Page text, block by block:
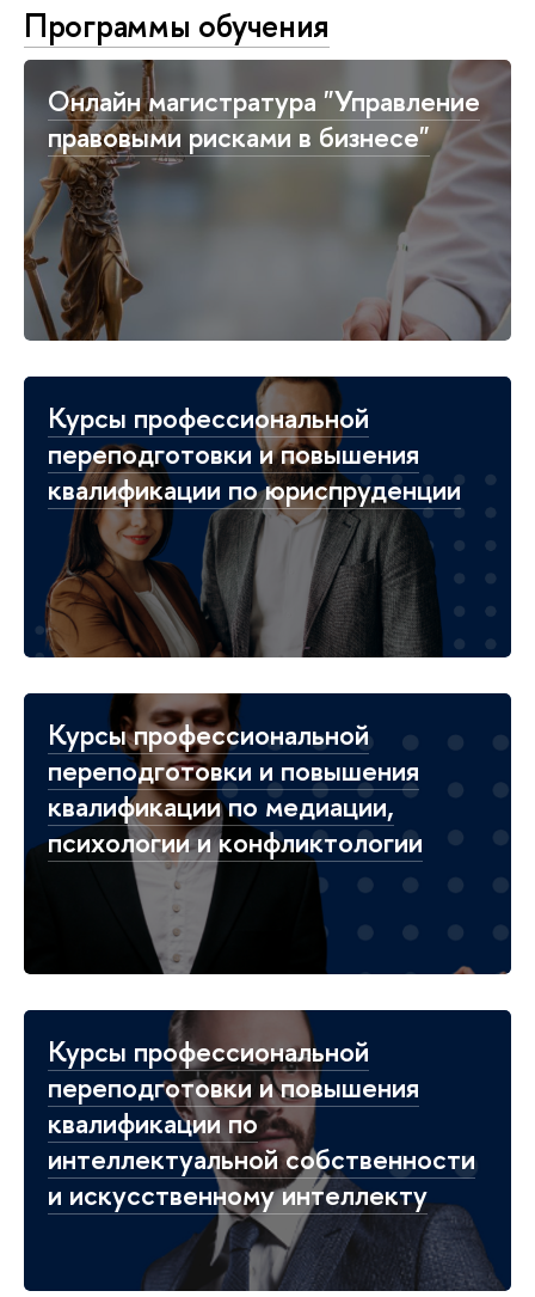
Программы обучения
Онлайн магистратура "Управление
правовыми рисками в бизнесе"
Курсы профессиональной
переподготовки и повышения
квалификации по юриспруденции
Курсы профессиональной
переподготовки и повышения
квалификации по медиации,
психологии и конфликтологии
Курсы профессиональной
переподготовки и повышения
квалификации по
интеллектуальной собственности
и искусственному интеллекту